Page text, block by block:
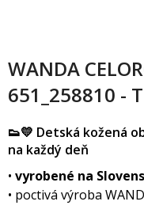
WANDA
651_258810 -
👟💛 Detská kožená
na každý deň
• vyrobené na
• poctivá výroba